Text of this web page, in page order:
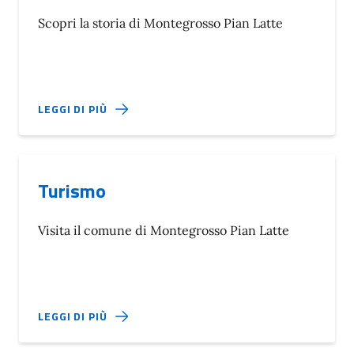
Scopri la storia di Montegrosso Pian Latte
LEGGI DI PIÙ
Turismo
Visita il comune di Montegrosso Pian Latte
LEGGI DI PIÙ